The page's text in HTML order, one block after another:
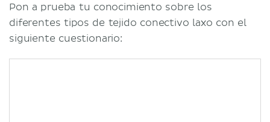
Pon a prueba tu conocimiento sobre los
diferentes tipos de tejido conectivo laxo con el
siguiente cuestionario: